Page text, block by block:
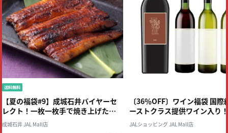
【夏の福袋#9】成城石井バイヤーセ
レクト！一枚一枚手で焼き上げた
国産うなぎ蒲焼 3食分セット
成城石井 JAL Mall店
〔36％OFF〕ワイン福袋 国際
ーストクラス提供ワイン入り
フォルニア堪能 赤白 4本セッ
JALショッピング JAL Mall店